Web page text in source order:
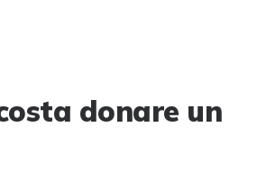
donare un